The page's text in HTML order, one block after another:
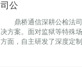
司公
鼎桥通信深耕公检法司
决方案。面对监狱等特殊
方面，自主研发了深度定